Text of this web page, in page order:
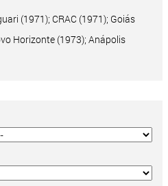
(1971); CRAC (1971); Goiás
Horizonte (1973); Anápolis